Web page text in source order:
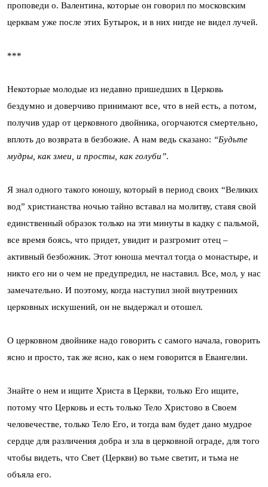
проповеди о. Валентина, которые он говорил по московским
церквам уже после этих Бутырок, и в них нигде не видел лучей.
***
Некоторые молодые из недавно пришедших в Церковь
бездумно и доверчиво принимают все, что в ней есть, а потом,
получив удар от церковного двойника, огорчаются смертельно,
вплоть до возврата в безбожие. А нам ведь сказано: “Будьте
мудры, как змеи, и просты, как голуби”.
Я знал одного такого юношу, который в период своих “Великих
вод” христианства ночью тайно вставал на молитву, ставя свой
единственный образок только на эти минуты в кадку с пальмой,
все время боясь, что придет, увидит и разгромит отец –
активный безбожник. Этот юноша мечтал тогда о монастыре, и
никто его ни о чем не предупредил, не наставил. Все, мол, у нас
замечательно. И поэтому, когда наступил зной внутренних
церковных искушений, он не выдержал и отошел.
О церковном двойнике надо говорить с самого начала, говорить
ясно и просто, так же ясно, как о нем говорится в Евангелии.
Знайте о нем и ищите Христа в Церкви, только Его ищите,
потому что Церковь и есть только Тело Христово в Своем
человечестве, только Тело Его, и тогда вам будет дано мудрое
сердце для различения добра и зла в церковной ограде, для того
чтобы видеть, что Свет (Церкви) во тьме светит, и тьма не
объяла его.